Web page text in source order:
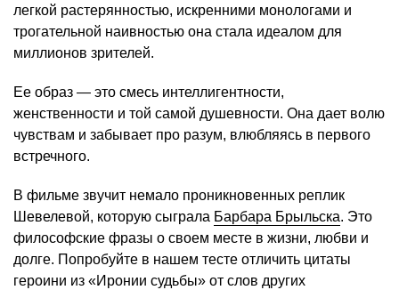
легкой растерянностью, искренними монологами и
трогательной наивностью она стала идеалом для
миллионов зрителей.
Ее образ — это смесь интеллигентности,
женственности и той самой душевности. Она дает волю
чувствам и забывает про разум, влюбляясь в первого
встречного.
В фильме звучит немало проникновенных реплик
Шевелевой, которую сыграла Барбара Брыльска. Это
философские фразы о своем месте в жизни, любви и
долге. Попробуйте в нашем тесте отличить цитаты
героини из «Иронии судьбы» от слов других